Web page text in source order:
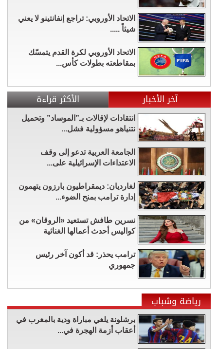
الاتحاد الأوروبي: تراجع إنفانتينو لا يعني
شيئاً .....
الاتحاد الأوروبي لكرة القدم يتمسّك
بمقاطعته بطولات كأس...
آخر الأخبار الأكثر قراءة
انتقادات لإقالات بـ”الموساد” وتحميل
نتنياهو مسؤولية فشل...
الجامعة العربية تدعو إلى وقف
الاعتداءات الإسرائيلية على...
لغارديان: ديمقراطيون بارزون يتهمون
إدارة ترامب بمنح الضوء...
نسرين طافش تستعيد «الروقان» من
كواليس أحدث أعمالها الغنائية
ترامب يحذر: قد أكون آخر رئيس
جمهوري
رياضة وشباب
برشلونة يلغي مباراة ودية بالمغرب في
أعقاب أزمة الهجرة في...